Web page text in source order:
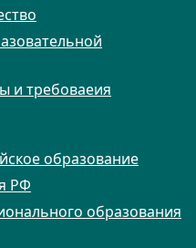
и требоваеия
образование
РФ
образования